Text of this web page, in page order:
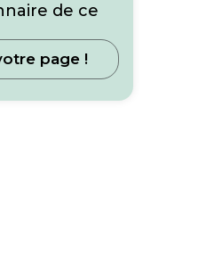
de ce
page !